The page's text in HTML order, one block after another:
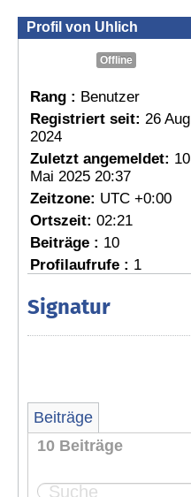
Profil von Uhlich
Offline
Rang : Benutzer
Registriert seit: 26 Aug
2024
Zuletzt angemeldet: 10
Mai 2025 20:37
Zeitzone: UTC +0:00
Ortszeit: 02:21
Beiträge : 10
Profilaufrufe : 1
Signatur
Beiträge
10 Beiträge